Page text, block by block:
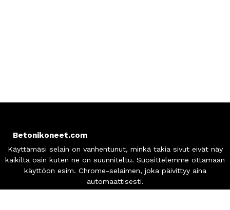
Betonikoneet.com
Mäkysentie 6-7
61850 Kauhajoki, Finland